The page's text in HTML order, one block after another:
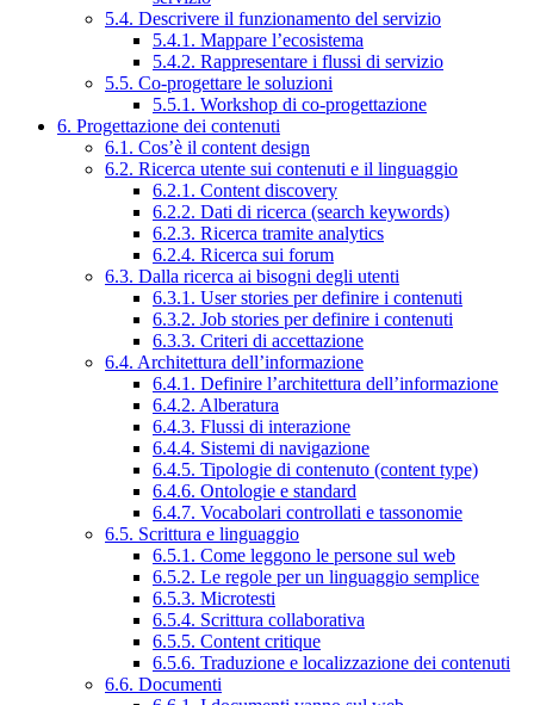
5.4. Descrivere il funzionamento del servizio
5.4.1. Mappare l’ecosistema
5.4.2. Rappresentare i flussi di servizio
5.5. Co-progettare le soluzioni
5.5.1. Workshop di co-progettazione
6. Progettazione dei contenuti
6.1. Cos’è il content design
6.2. Ricerca utente sui contenuti e il linguaggio
6.2.1. Content discovery
6.2.2. Dati di ricerca (search keywords)
6.2.3. Ricerca tramite analytics
6.2.4. Ricerca sui forum
6.3. Dalla ricerca ai bisogni degli utenti
6.3.1. User stories per definire i contenuti
6.3.2. Job stories per definire i contenuti
6.3.3. Criteri di accettazione
6.4. Architettura dell’informazione
6.4.1. Definire l’architettura dell’informazione
6.4.2. Alberatura
6.4.3. Flussi di interazione
6.4.4. Sistemi di navigazione
6.4.5. Tipologie di contenuto (content type)
6.4.6. Ontologie e standard
6.4.7. Vocabolari controllati e tassonomie
6.5. Scrittura e linguaggio
6.5.1. Come leggono le persone sul web
6.5.2. Le regole per un linguaggio semplice
6.5.3. Microtesti
6.5.4. Scrittura collaborativa
6.5.5. Content critique
6.5.6. Traduzione e localizzazione dei contenuti
6.6. Documenti